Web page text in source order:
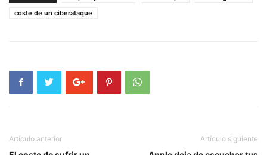
coste de un ciberataque
Artículo anterior Artículo siguiente